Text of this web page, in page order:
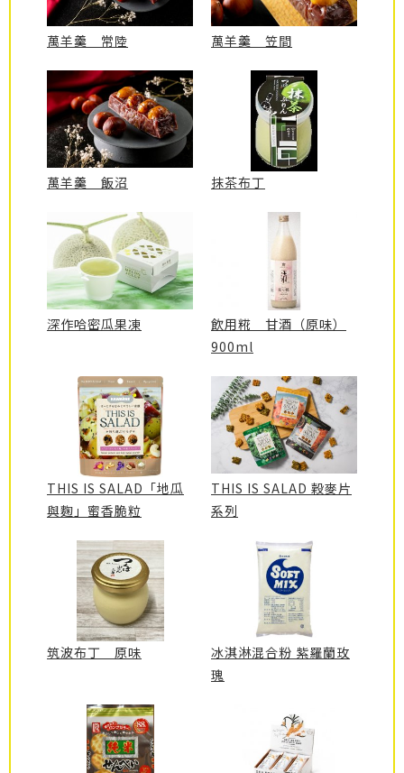
萬羊羹 常陸 萬羊羹 笠間
萬羊羹 飯沼 抹茶布丁
深作哈密瓜果凍
飲用糀 甘酒（原味）
900ml
THIS IS SALAD「地瓜
與麴」蜜香脆粒
THIS IS SALAD 穀麥片
系列
筑波布丁 原味
冰淇淋混合粉 紫羅蘭玫
瑰